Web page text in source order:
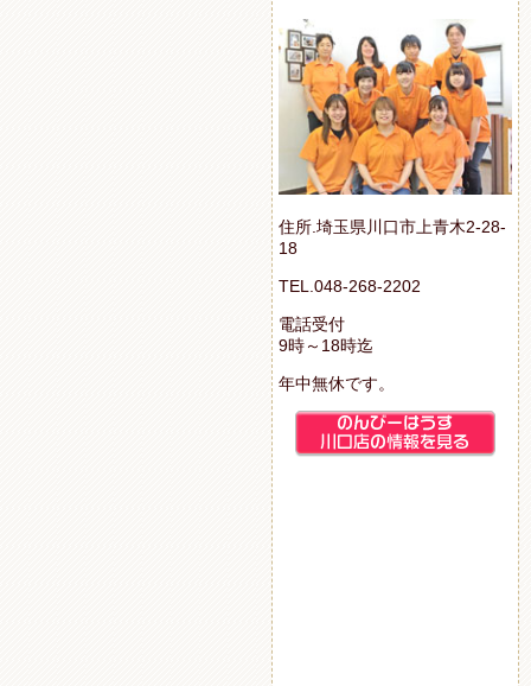
住所.埼玉県川口市上青木2-28-
18
TEL.048-268-2202
電話受付
9時～18時迄
年中無休です。